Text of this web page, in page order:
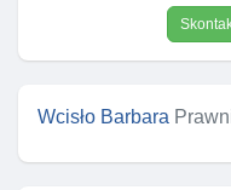
Wcisło Barbara